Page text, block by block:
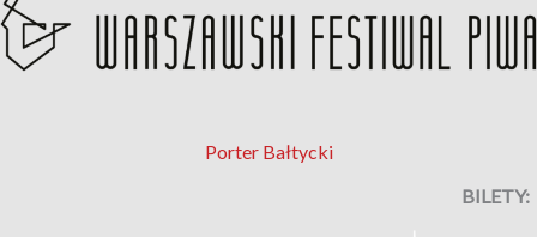
Porter Bałtycki
BILETY: